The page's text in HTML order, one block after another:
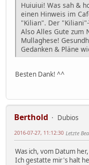
Huiuiui! Was sah &
einen Hinweis im
"Kilian". Der
Also Alles Gute zum
Mullaghese!
Gedanken & Pläne
Besten Dank! ^^
Berthold
Dubios
2016-07-27, 11:12:30 Letzte
Was ich, vom Datum
Ich gestatte mir's halt